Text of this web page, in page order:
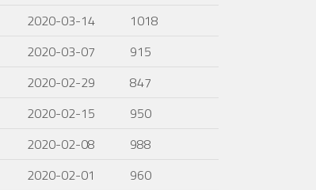
2020-03-14 1018
2020-03-07 915
2020-02-29 847
2020-02-15 950
2020-02-08 988
2020-02-01 960